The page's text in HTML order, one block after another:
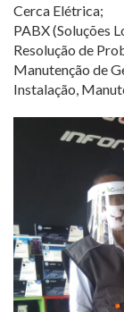
Cerca Elétrica;
PABX (Soluções
Resolução de
Manutenção de
Instalação,